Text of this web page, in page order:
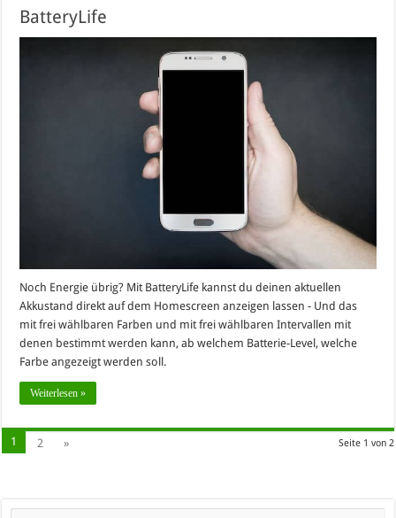
BatteryLife
Noch Energie übrig? Mit BatteryLife kannst du deinen aktuellen
Akkustand direkt auf dem Homescreen anzeigen lassen - Und das
mit frei wählbaren Farben und mit frei wählbaren Intervallen mit
denen bestimmt werden kann, ab welchem Batterie-Level, welche
Farbe angezeigt werden soll.
Weiterlesen »
Seite 1 von 2
1 2 »